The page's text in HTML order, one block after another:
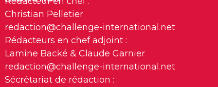
Christian Pelletier
redaction@challenge-international.net
Rédacteurs en chef adjoint :
Lamine Backé & Claude Garnier
redaction@challenge-international.net
Sécrétariat de rédaction :